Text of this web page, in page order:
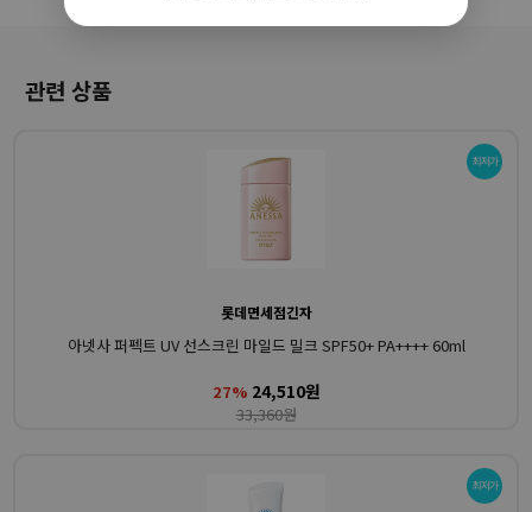
관련 상품
롯데면세점긴자
아넷사 퍼펙트 UV 선스크린 마일드 밀크 SPF50+ PA++++ 60ml
27% 24,510원
33,360원